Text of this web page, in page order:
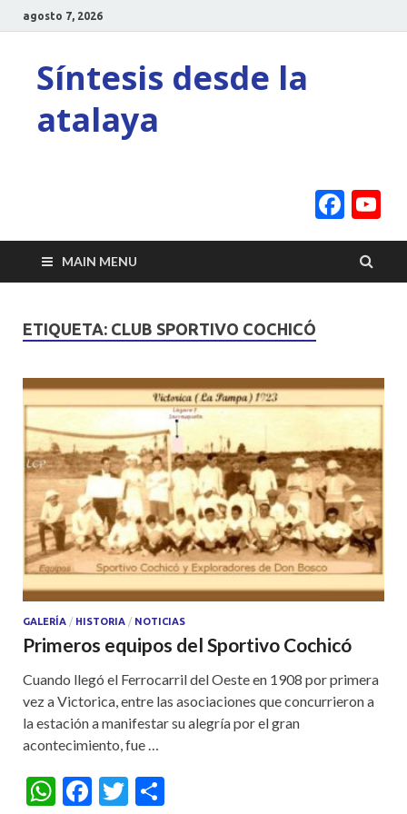
agosto 7, 2026
Síntesis desde la
atalaya
MAIN MENU
ETIQUETA: CLUB SPORTIVO COCHICÓ
GALERÍA / HISTORIA / NOTICIAS
Primeros equipos del Sportivo Cochicó
Cuando llegó el Ferrocarril del Oeste en 1908 por primera
vez a Victorica, entre las asociaciones que concurrieron a
la estación a manifestar su alegría por el gran
acontecimiento, fue …
W F
T